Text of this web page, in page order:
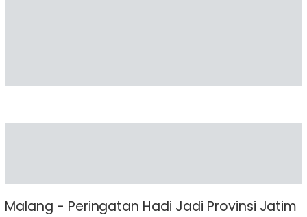
Malang - Peringatan Hadi Jadi Provinsi Jatim